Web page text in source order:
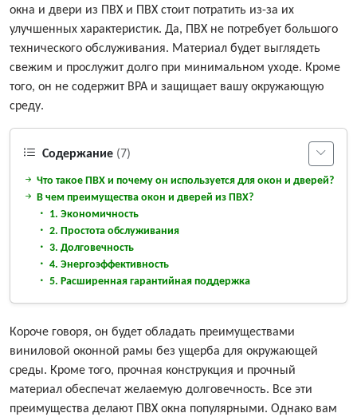
окна и двери из ПВХ и ПВХ стоит потратить из-за их
улучшенных характеристик. Да, ПВХ не потребует большого
технического обслуживания. Материал будет выглядеть
свежим и прослужит долго при минимальном уходе. Кроме
того, он не содержит BPA и защищает вашу окружающую
среду.
Содержание (7)
Что такое ПВХ и почему он используется для окон и дверей?
В чем преимущества окон и дверей из ПВХ?
1. Экономичность
2. Простота обслуживания
3. Долговечность
4. Энергоэффективность
5. Расширенная гарантийная поддержка
Короче говоря, он будет обладать преимуществами
виниловой оконной рамы без ущерба для окружающей
среды. Кроме того, прочная конструкция и прочный
материал обеспечат желаемую долговечность. Все эти
преимущества делают ПВХ окна популярными. Однако вам